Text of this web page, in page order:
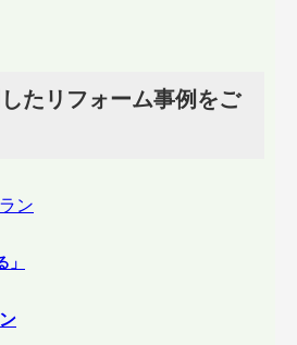
たリフォーム事例をご
」